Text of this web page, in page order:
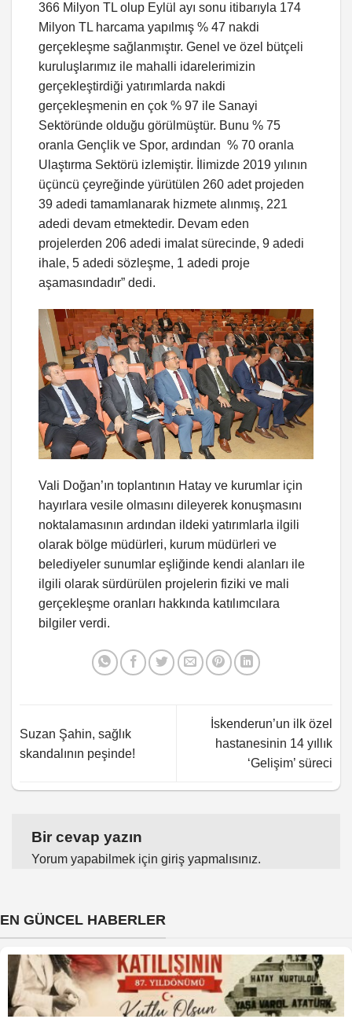
366 Milyon TL olup Eylül ayı sonu itibarıyla 174
Milyon TL harcama yapılmış % 47 nakdi
gerçekleşme sağlanmıştır. Genel ve özel bütçeli
kuruluşlarımız ile mahalli idarelerimizin
gerçekleştirdiği yatırımlarda nakdi
gerçekleşmenin en çok % 97 ile Sanayi
Sektöründe olduğu görülmüştür. Bunu % 75
oranla Gençlik ve Spor, ardından % 70 oranla
Ulaştırma Sektörü izlemiştir. İlimizde 2019 yılının
üçüncü çeyreğinde yürütülen 260 adet projeden
39 adedi tamamlanarak hizmete alınmış, 221
adedi devam etmektedir. Devam eden
projelerden 206 adedi imalat sürecinde, 9 adedi
ihale, 5 adedi sözleşme, 1 adedi proje
aşamasındadır” dedi.
Vali Doğan’ın toplantının Hatay ve kurumlar için
hayırlara vesile olmasını dileyerek konuşmasını
noktalamasının ardından ildeki yatırımlarla ilgili
olarak bölge müdürleri, kurum müdürleri ve
belediyeler sunumlar eşliğinde kendi alanları ile
ilgili olarak sürdürülen projelerin fiziki ve mali
gerçekleşme oranları hakkında katılımcılara
bilgiler verdi.
Suzan Şahin, sağlık
skandalının peşinde!
İskenderun’un ilk özel
hastanesinin 14 yıllık
‘Gelişim’ süreci
Bir cevap yazın
Yorum yapabilmek için giriş yapmalısınız.
EN GÜNCEL HABERLER